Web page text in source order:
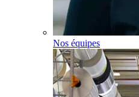
Nos équipes